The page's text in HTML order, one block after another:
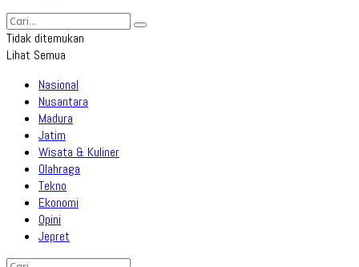
Tidak ditemukan
Lihat Semua
Nasional
Nusantara
Madura
Jatim
Wisata & Kuliner
Olahraga
Tekno
Ekonomi
Opini
Jepret